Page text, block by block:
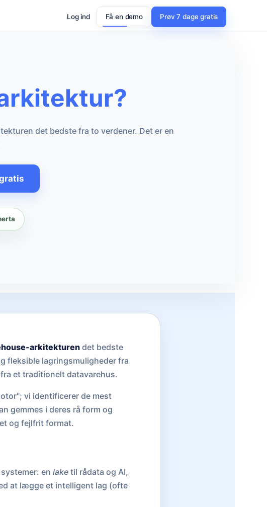
Log ind Få en demo Prøv 7 dage gratis
det bedste fra to verdener. Det er en
arkitekturendet bedste
fleksible lagringsmuligheder fra
et traditionelt datavarehus.
vi identificerer de mest
gemmes i deres rå form og
og fejlfrit format.
en laketil rådata og AI,
at lægge et intelligent lag (ofte